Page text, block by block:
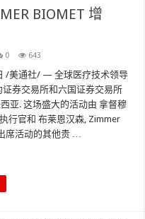
BIOMET 增
0 643
/美通社/ — 全球医疗技术领导
券交易所和六国证券交易所
亚. 这场盛大的活动由 拿督穆
行官和 布莱恩汉森, Zimmer
席活动的其他贵 …